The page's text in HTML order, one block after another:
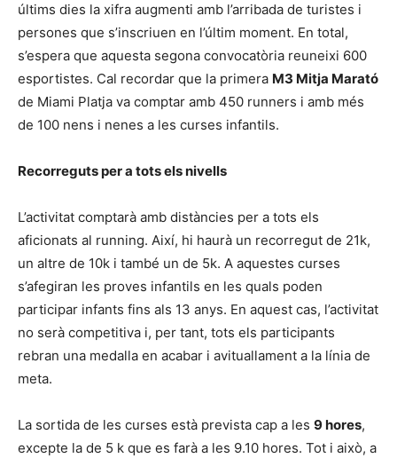
últims dies la xifra augmenti amb l’arribada de turistes i
persones que s’inscriuen en l’últim moment. En total,
s’espera que aquesta segona convocatòria reuneixi 600
esportistes. Cal recordar que la primera M3 Mitja Marató
de Miami Platja va comptar amb 450 runners i amb més
de 100 nens i nenes a les curses infantils.
Recorreguts per a tots els nivells
L’activitat comptarà amb distàncies per a tots els
aficionats al running. Així, hi haurà un recorregut de 21k,
un altre de 10k i també un de 5k. A aquestes curses
s’afegiran les proves infantils en les quals poden
participar infants fins als 13 anys. En aquest cas, l’activitat
no serà competitiva i, per tant, tots els participants
rebran una medalla en acabar i avituallament a la línia de
meta.
La sortida de les curses està prevista cap a les 9 hores,
excepte la de 5 k que es farà a les 9.10 hores. Tot i això, a